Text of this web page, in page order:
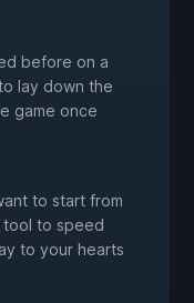
before on a
lay down the
game once
to start from
tool to speed
to your hearts